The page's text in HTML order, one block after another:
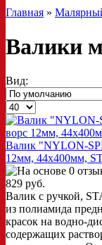
Главная »
Валики
Вид:
Валик "NYLON-
12мм, 44х400мм,
829 руб.
Валик с ручкой,
из полиамида
красок на водно-
содержащих